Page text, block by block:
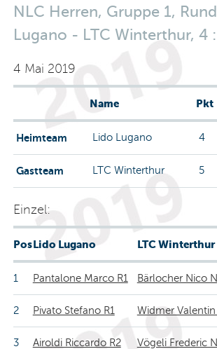
NLC Herren, Gruppe 1,
Lugano - LTC Winterthur, 4
4 Mai 2019
Name Pkt
Heimteam Lido Lugano 4
Gastteam LTC Winterthur 5
Einzel:
PosLido Lugano LTC Winterthur
1 Pantalone Marco R1 Bärlocher Nico
2 Pivato Stefano R1 Widmer Valentin
3 Airoldi Riccardo R2 Vögeli Frederic